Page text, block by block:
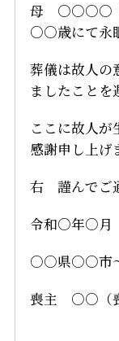
母 ○○○○（
○○歳にて永
葬儀は故人
ましたことを
ここに故人が
感謝申し上げ
右 謹んでご
令和○年○月
○○県○○市～
喪主 ○○（喪